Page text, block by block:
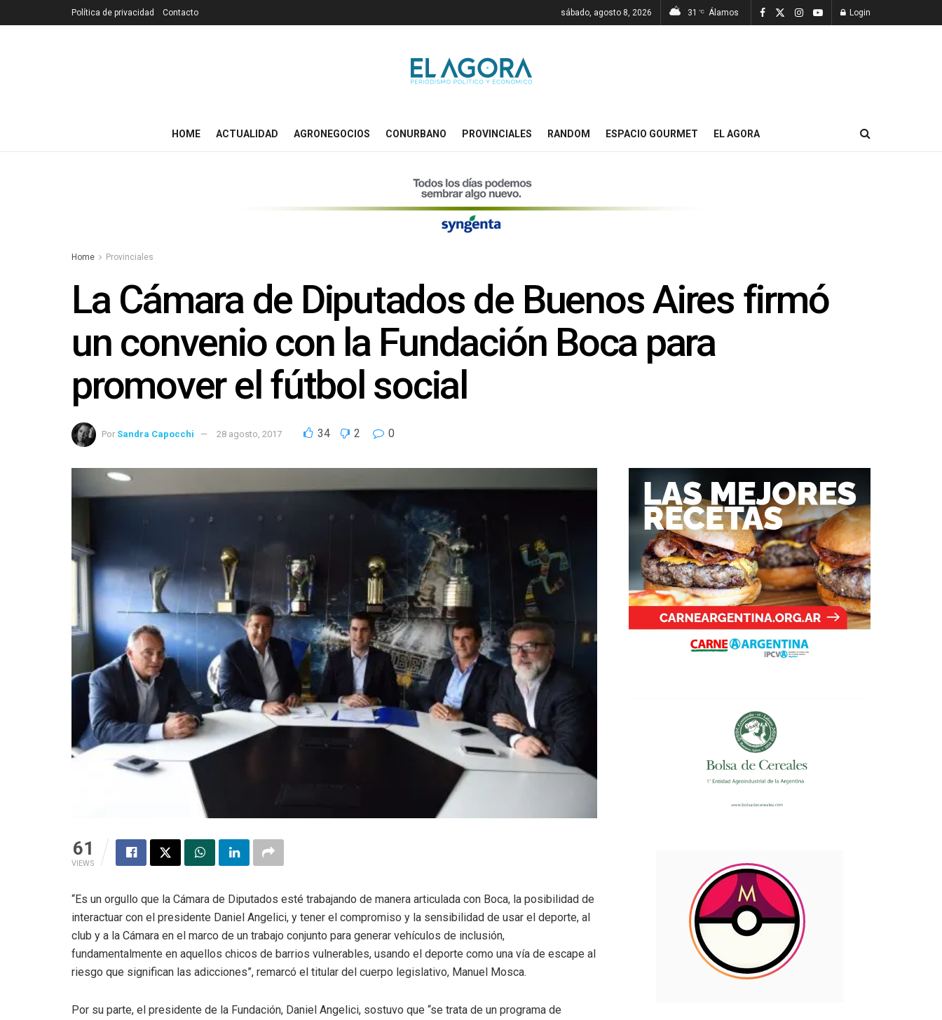
Política de privacidad Contacto sábado, agosto 8, 2026 31 °C Álamos Login
HOME ACTUALIDAD AGRONEGOCIOS CONURBANO PROVINCIALES RANDOM ESPACIO GOURMET EL AGORA
Home Provinciales
La Cámara de Diputados de Buenos Aires firmó
un convenio con la Fundación Boca para
promover el fútbol social
Por Sandra Capocchi 28 agosto, 2017 34 2 0
61
VIEWS
“Es un orgullo que la Cámara de Diputados esté trabajando de manera articulada con Boca, la posibilidad de
interactuar con el presidente Daniel Angelici, y tener el compromiso y la sensibilidad de usar el deporte, al
club y a la Cámara en el marco de un trabajo conjunto para generar vehículos de inclusión,
fundamentalmente en aquellos chicos de barrios vulnerables, usando el deporte como una vía de escape al
riesgo que significan las adicciones”, remarcó el titular del cuerpo legislativo, Manuel Mosca.
Por su parte, el presidente de la Fundación, Daniel Angelici, sostuvo que “se trata de un programa de